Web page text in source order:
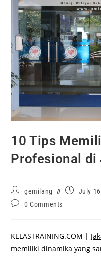
10 Tips
Profesional di
gemilang July
0 Comments
KELASTRAINING.COM |
memiliki dinamika yang